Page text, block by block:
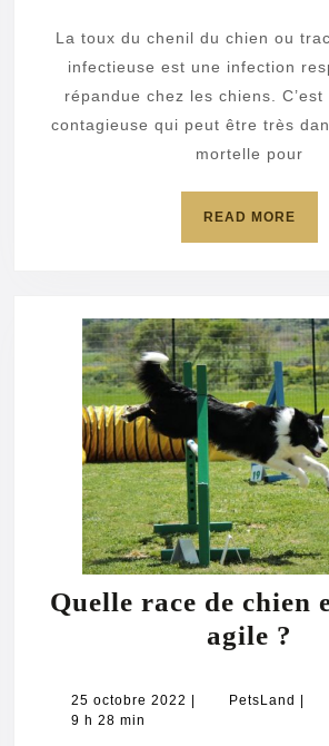
La toux du chenil du chien ou
infectieuse est une infection
répandue chez les chiens.
contagieuse qui peut être très
mortelle pour
READ MOREREAD
Quelle race de chien
agile ?
de
25 octobre 2022 25
PetsLand
9 h 28 min